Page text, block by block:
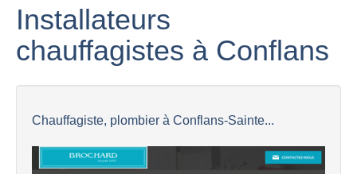
Installateurs
chauffagistes à Conflans
Chauffagiste, plombier à Conflans-Sainte...